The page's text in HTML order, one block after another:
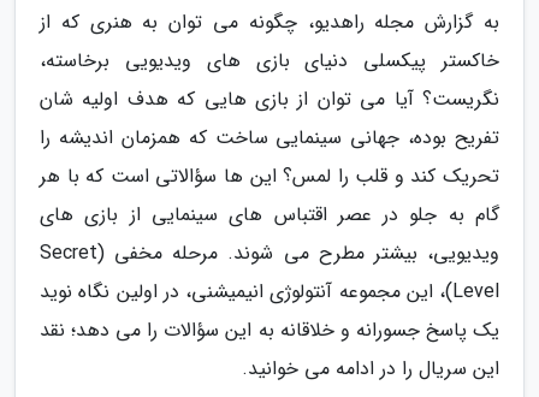
به گزارش مجله راهدیو، چگونه می توان به هنری که از
خاکستر پیکسلی دنیای بازی های ویدیویی برخاسته،
نگریست؟ آیا می توان از بازی هایی که هدف اولیه شان
تفریح بوده، جهانی سینمایی ساخت که همزمان اندیشه را
تحریک کند و قلب را لمس؟ این ها سؤالاتی است که با هر
گام به جلو در عصر اقتباس های سینمایی از بازی های
ویدیویی، بیشتر مطرح می شوند. مرحله مخفی (Secret
Level)، این مجموعه آنتولوژی انیمیشنی، در اولین نگاه نوید
یک پاسخ جسورانه و خلاقانه به این سؤالات را می دهد؛ نقد
این سریال را در ادامه می خوانید.